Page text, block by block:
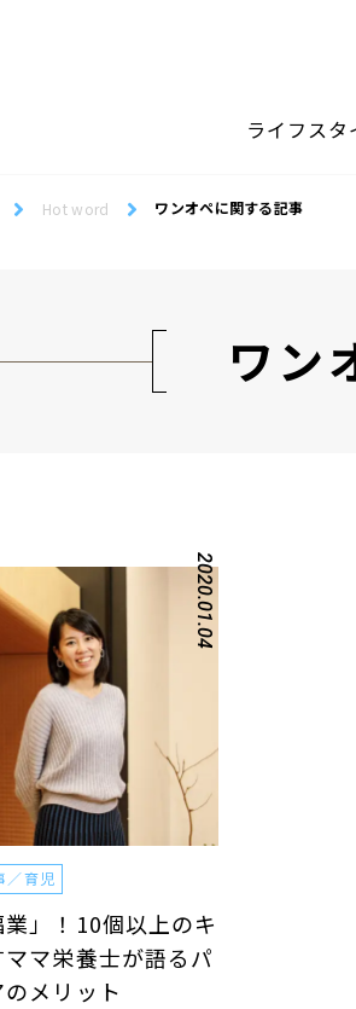
ライフスタ
Hot word ワンオペに関する記事
ワン
2020.01.04
／育児
」！10個以上のキ
マ栄養士が語るパ
メリット